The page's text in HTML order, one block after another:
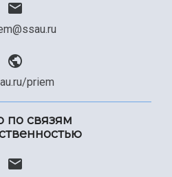
priem
по связям